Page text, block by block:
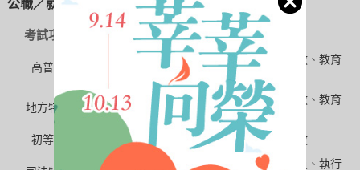
公職／就業考試推薦：
考試項目 未來可從事職業／執照
高普考
人事行政 社會行政、 文化行政、 教育
、國際文教行政、 新聞 、
地方特考
一般行政 人事行政 、社會行政、文化行政、 教育
行政、 、 觀光行政
初等考
一般行政、 人事行政、社會行政 、教育行政
觀護人 監所管理員 、法院書記官 、 、 執行